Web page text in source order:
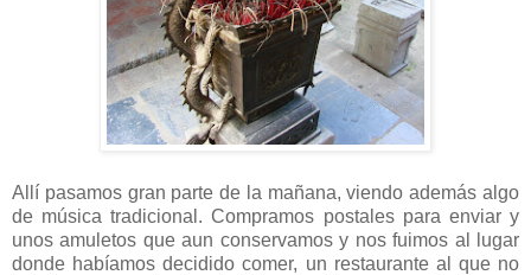
Allí pasamos gran parte de la mañana, viendo además algo
de música tradicional. Compramos postales para enviar y
unos amuletos que aun conservamos y nos fuimos al lugar
donde habíamos decidido comer, un restaurante al que no